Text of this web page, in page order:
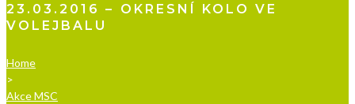
23.03.2016 – OKRESNÍ KOLO VE
VOLEJBALU
Home
>
Akce MSC